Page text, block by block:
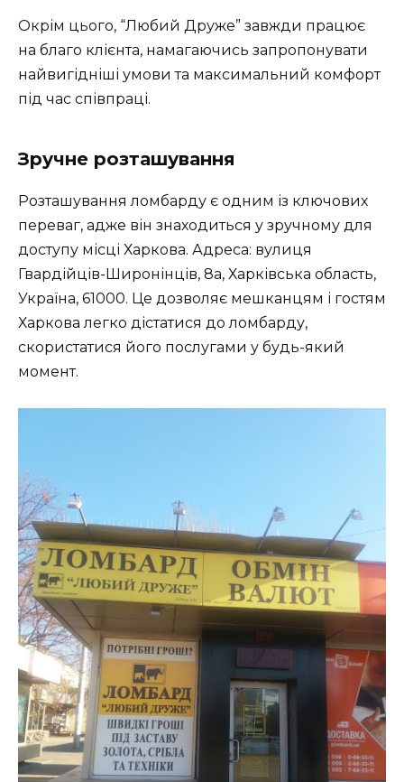
Окрім цього, “Любий Друже” завжди працює
на благо клієнта, намагаючись запропонувати
найвигідніші умови та максимальний комфорт
під час співпраці.
Зручне розташування
Розташування ломбарду є одним із ключових
переваг, адже він знаходиться у зручному для
доступу місці Харкова. Адреса: вулиця
Гвардійців-Широнінців, 8а, Харківська область,
Україна, 61000. Це дозволяє мешканцям і гостям
Харкова легко дістатися до ломбарду,
скористатися його послугами у будь-який
момент.